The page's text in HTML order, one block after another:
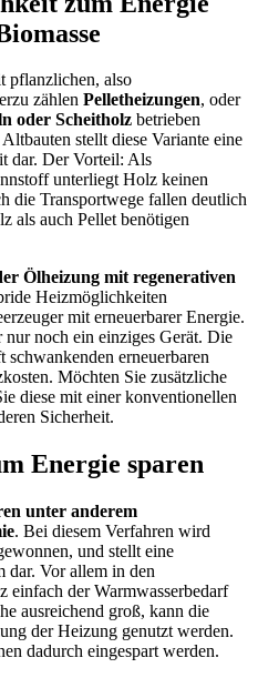
pflanzlichen, also
zählen Pelletheizungen, oder
oder Scheitholz betrieben
stellt diese Variante eine
dar. Der Vorteil: Als
unterliegt Holz keinen
die Transportwege fallen deutlich
als auch Pellet benötigen
Ölheizung mit regenerativen
Heizmöglichkeiten
mit erneuerbarer Energie.
noch ein einziges Gerät. Die
erneuerbaren
Möchten Sie zusätzliche
diese mit einer konventionellen
Sicherheit.
Energie sparen
unter anderem
. Bei diesem Verfahren wird
und stellt eine
dar. Vor allem in den
einfach der Warmwasserbedarf
ausreichend groß, kann die
der Heizung genutzt werden.
dadurch eingespart werden.